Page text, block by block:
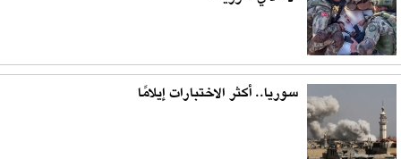
سوريا.. أكثر الاختبارات إيلامًا